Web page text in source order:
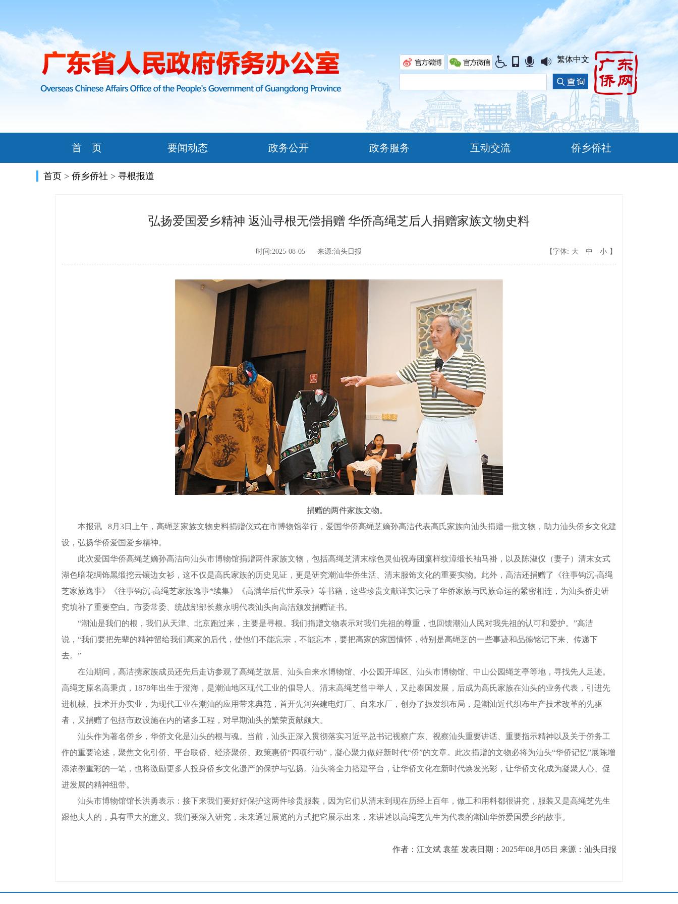
繁体中文
首 页 要闻动态 政务公开 政务服务 互动交流 侨乡侨社
首页 > 侨乡侨社 > 寻根报道
弘扬爱国爱乡精神 返汕寻根无偿捐赠 华侨高绳芝后人捐赠家族文物史料
时间:2025-08-05 来源:汕头日报 【字体: 大 中 小 】
捐赠的两件家族文物。
本报讯 8月3日上午，高绳芝家族文物史料捐赠仪式在市博物馆举行，爱国华侨高绳芝嫡孙高洁代表高氏家族向汕头捐赠一批文物，助力汕头侨乡文化建
设，弘扬华侨爱国爱乡精神。
此次爱国华侨高绳芝嫡孙高洁向汕头市博物馆捐赠两件家族文物，包括高绳芝清末棕色灵仙祝寿团窠样纹漳缎长袖马褂，以及陈淑仪（妻子）清末女式
湖色暗花绸饰黑缎挖云镶边女衫，这不仅是高氏家族的历史见证，更是研究潮汕华侨生活、清末服饰文化的重要实物。此外，高洁还捐赠了《往事钩沉-高绳
芝家族逸事》《往事钩沉-高绳芝家族逸事*续集》《高满华后代世系录》等书籍，这些珍贵文献详实记录了华侨家族与民族命运的紧密相连，为汕头侨史研
究填补了重要空白。市委常委、统战部部长蔡永明代表汕头向高洁颁发捐赠证书。
“潮汕是我们的根，我们从天津、北京跑过来，主要是寻根。我们捐赠文物表示对我们先祖的尊重，也回馈潮汕人民对我先祖的认可和爱护。”高洁
说，“我们要把先辈的精神留给我们高家的后代，使他们不能忘宗，不能忘本，要把高家的家国情怀，特别是高绳芝的一些事迹和品德铭记下来、传递下
去。”
在汕期间，高洁携家族成员还先后走访参观了高绳芝故居、汕头自来水博物馆、小公园开埠区、汕头市博物馆、中山公园绳芝亭等地，寻找先人足迹。
高绳芝原名高秉贞，1878年出生于澄海，是潮汕地区现代工业的倡导人。清末高绳芝曾中举人，又赴泰国发展，后成为高氏家族在汕头的业务代表，引进先
进机械、技术开办实业，为现代工业在潮汕的应用带来典范，首开先河兴建电灯厂、自来水厂，创办了振发织布局，是潮汕近代织布生产技术改革的先驱
者，又捐赠了包括市政设施在内的诸多工程，对早期汕头的繁荣贡献颇大。
汕头作为著名侨乡，华侨文化是汕头的根与魂。当前，汕头正深入贯彻落实习近平总书记视察广东、视察汕头重要讲话、重要指示精神以及关于侨务工
作的重要论述，聚焦文化引侨、平台联侨、经济聚侨、政策惠侨“四项行动”，凝心聚力做好新时代“侨”的文章。此次捐赠的文物必将为汕头“华侨记忆”展陈增
添浓墨重彩的一笔，也将激励更多人投身侨乡文化遗产的保护与弘扬。汕头将全力搭建平台，让华侨文化在新时代焕发光彩，让华侨文化成为凝聚人心、促
进发展的精神纽带。
汕头市博物馆馆长洪勇表示：接下来我们要好好保护这两件珍贵服装，因为它们从清末到现在历经上百年，做工和用料都很讲究，服装又是高绳芝先生
跟他夫人的，具有重大的意义。我们要深入研究，未来通过展览的方式把它展示出来，来讲述以高绳芝先生为代表的潮汕华侨爱国爱乡的故事。
作者：江文斌 袁笙 发表日期：2025年08月05日 来源：汕头日报